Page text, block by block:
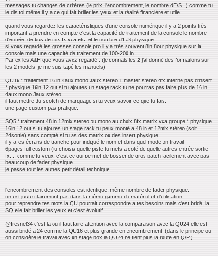
messages tu changes de critères (le prix, l'encombrement, le nombre dE/S...) comme tu
le dis toi même il y a ce qui fait briller les yeux et la réalité financière et utile.
quand vous regardez les caractéristiques d'une console numérique il y a 2 points très
important a prendre en compte c'est la capacité de traitement de la console le nombre
d'entrée, de bus de mix fx vca etc. et le nombre d'E/S physique.
si vous regardé les grosses console pro il y a très souvent 8in 8out physique sur la
console mais une capacité de traitement de 100-200 in
Par ex les A&H que vous avez regardé : (je connais les 2 j'ai donné des formations sur
les 2 models, je me suis tapé les manuels)
QU16 * traitement 16 in 4aux mono 3aux stéreo 1 master stereo 4fx interne pas d'insert
* physique 16in 12 out si tu ajoutes un stage rack tu ne pourras pas faire plus de 16 in
4aux mono 3aux stéreo
il faut mettre du scotch de marquage si tu veux savoir ce que tu fais.
une page custom pas pratique.
SQ5 * traitement 48 in 12mix stereo ou mono au choix 8fx matrix vca groupe * physique
16in 12 out si tu ajoutes un stage rack tu peux monté a 48 in et 12mix stéreo (soit
24sortie) sans compté si tu as des matrix ou des insert physique...
il y a les écrans de tranche pour indiqué le nom et dans quel mode on travail
6pages full custom (tu choisis quelle piste tu mets a coté de quelle autres entrée sortie
fx.... comme tu veux. c'est ce qui permet de bosser de gros patch facilement avec pas
beaucoup de fader physique
je passe tout les autres petit détail technique.
l'encombrement des consoles est identique, même nombre de fader physique.
on est juste clairement pas dans la même gamme de matériel et d'utilisation.
pour reprendre tes mots la QU pourrait correspondre a tes besoins mais c'est bridé, la
SQ elle fait briller les yeux et c'est évolutif.
@fresnel34 c'est la ou il faut faire attention avec la comparaison avec la QU24 elle est
aussi bridé a 24 comme la QU16 et plus grande en encombrement. (dans le principe ou
on considère le travail avec un stage box la QU24 ne tient plus la route en Q/P.)